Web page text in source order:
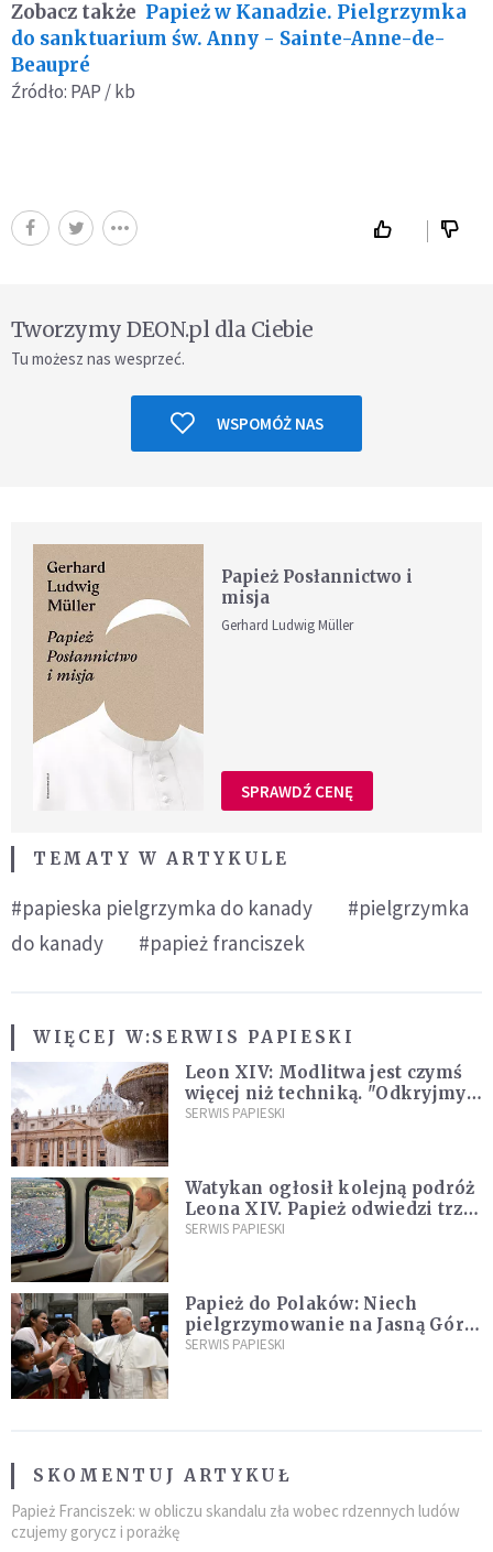
Zobacz także Papież w Kanadzie. Pielgrzymka
do sanktuarium św. Anny - Sainte-Anne-de-
Beaupré
Źródło: PAP / kb
Tworzymy DEON.pl dla Ciebie
Tu możesz nas wesprzeć.
WSPOMÓŻ NAS
Papież Posłannictwo i
misja
Gerhard Ludwig Müller
SPRAWDŹ CENĘ
TEMATY W ARTYKULE
#papieska pielgrzymka do kanady
#pielgrzymka
do kanady
#papież franciszek
WIĘCEJ W:SERWIS PAPIESKI
Leon XIV: Modlitwa jest czymś
więcej niż techniką. "Odkryjmy
ją na nowo"
SERWIS PAPIESKI
Watykan ogłosił kolejną podróż
Leona XIV. Papież odwiedzi trzy
kraje Ameryki Południowej
SERWIS PAPIESKI
Papież do Polaków: Niech
pielgrzymowanie na Jasną Górę
umocni wiarę i nadzieję
SERWIS PAPIESKI
SKOMENTUJ ARTYKUŁ
Papież Franciszek: w obliczu skandalu zła wobec rdzennych ludów
czujemy gorycz i porażkę